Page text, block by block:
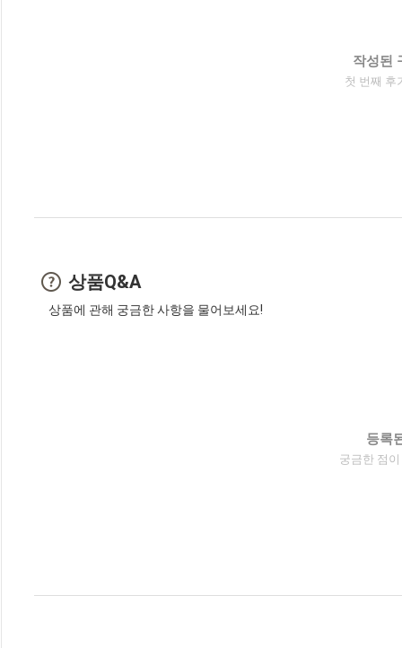
작성된
첫 번째 후
상품Q&A
상품에 관해 궁금한 사항을 물어보세요!
등록
궁금한 점